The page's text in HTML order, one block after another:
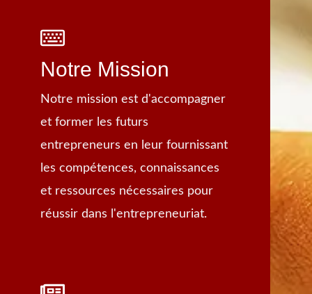
Notre Mission
Notre mission est d'accompagner
et former les futurs
entrepreneurs en leur fournissant
les compétences, connaissances
et ressources nécessaires pour
réussir dans l'entrepreneuriat.